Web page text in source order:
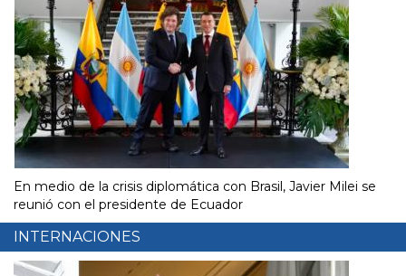
En medio de la crisis diplomática con Brasil, Javier Milei se
reunió con el presidente de Ecuador
INTERNACIONES